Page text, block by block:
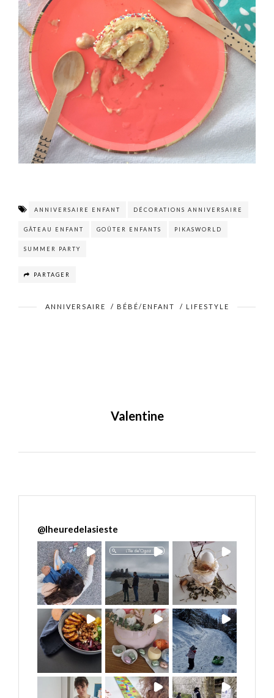
ANNIVERSAIRE ENFANT DÉCORATIONS ANNIVERSAIRE
GÂTEAU ENFANT GOÛTER ENFANTS PIKASWORLD
SUMMER PARTY
PARTAGER
ANNIVERSAIRE / BÉBÉ/ENFANT / LIFESTYLE
Valentine
@lheuredelasieste